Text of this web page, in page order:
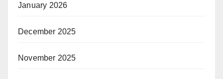
January 2026
December 2025
November 2025